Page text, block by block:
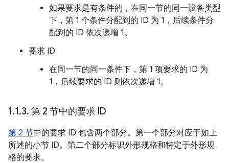
如果要求是有条件的，在同一节的同一设备类型
下，第 1 个条件分配到的 ID 为 1，后续条件分
配到的 ID 依次递增 1。
要求 ID
在同一节的同一条件下，第 1 项要求的 ID 为
1，后续要求的 ID 则依次递增 1。
1.1.3. 第 2 节中的要求 ID
第 2 节中的要求 ID 包含两个部分。第一个部分对应于如上
所述的小节 ID。第二个部分标识外形规格和特定于外形规
格的要求。